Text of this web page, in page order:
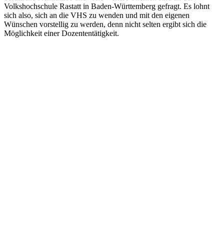
Volkshochschule Rastatt in Baden-Württemberg gefragt. Es lohnt
sich also, sich an die VHS zu wenden und mit den eigenen
Wünschen vorstellig zu werden, denn nicht selten ergibt sich die
Möglichkeit einer Dozententätigkeit.